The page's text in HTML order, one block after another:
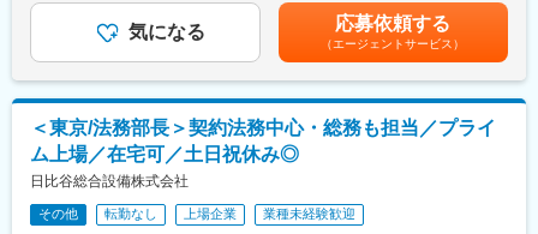
ウンになります。（残業申請・PC解除の申請要）毎週水曜日はノ
ー残業デーのため、メリハリを持って働ける環境があります。
お客様との信頼関係は強固で、安定した受注があります。
近年は都心部へ事業拡大を行っており、マンション及びオフィ
ス・テナントビル、公営住宅、病院や消防署、大学校舎など幅広
い案件に関われます。また不動産開発にも取り組んでおり、自社
で土地の売買～管理までを一貫して行える案件を増やすことで、
総合建設業としての裾野を広げていきます。
・売上／コスト／利益の収益管理および改善施策の実行
・KPI管理（生産性・品質・コスト）および数値分析／改善
・安全／品質管理体制の構築・標準化・継続的改善
・管理職・リーダー層の統括マネジメント
・荷主との折衝／関係構築および業務調整
・センター全体の課題抽出および解決に向けた施策推進
■本ポジションの特徴：
・「現場を回す」ではなく「拠点の利益を創る」役割
・スタッフ個別管理ではなく、組織全体を俯瞰して統括
万円／入社5年目／センター長（課長）（月給47万円）600万円／
入社6年目／エリアマネージャー（次長）（月給50万円）賃金は
あくまでも目安の金額であり、選考を通じて上下する可能性があ
ります。月給(月額)は固定手当を含めた表記です。
気になる 応募依頼する
（エージェントサービス）
＜東京/法務部長＞契約法務中心・総務も担当／プライ
ム上場／在宅可／土日祝休み◎
日比谷総合設備株式会社
その他 転勤なし 上場企業 業種未経験歓迎